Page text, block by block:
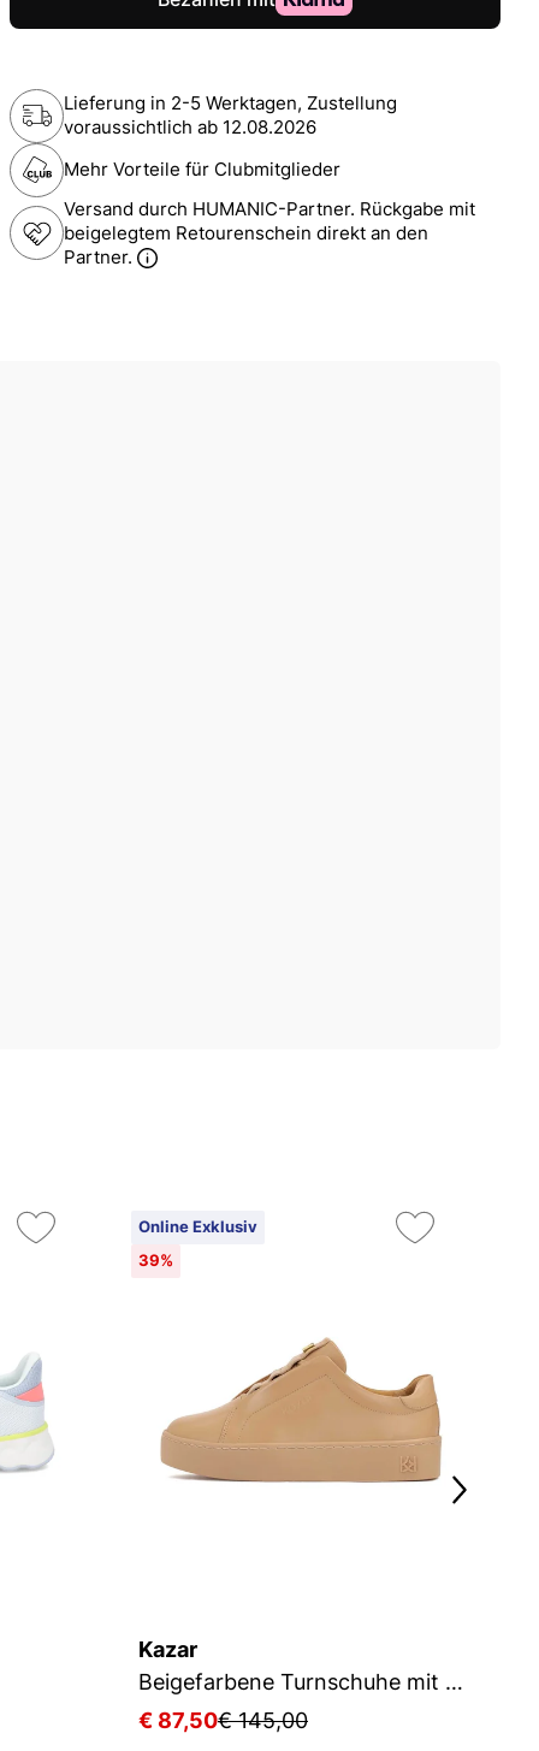
Lieferung in 2-5 Werktagen, Zustellung
voraussichtlich ab 12.08.2026
Mehr Vorteile für Clubmitglieder
Versand durch HUMANIC-Partner. Rückgabe mit
beigelegtem Retourenschein direkt an den
Partner.
Online Exklusiv
39%
Kazar
Beigefarbene Turnschuhe mit dicker Sohle
€ 87,50€ 145,00